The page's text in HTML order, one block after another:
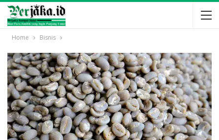
Home Bisnis